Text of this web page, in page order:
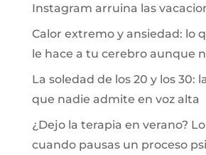
Instagram arruina las
Calor extremo y ansiedad: lo
le hace a tu cerebro aunque
La soledad de los 20 y los 30:
que nadie admite en voz alta
¿Dejo la terapia en verano?
cuando pausas un proceso